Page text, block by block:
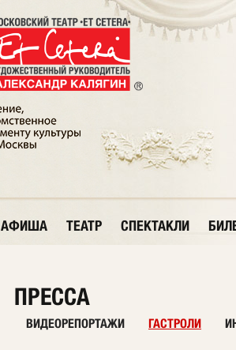
АФИША ТЕАТР СПЕКТАКЛИ
ПРЕССА
ВИДЕОРЕПОРТАЖИ ГАСТРОЛИ